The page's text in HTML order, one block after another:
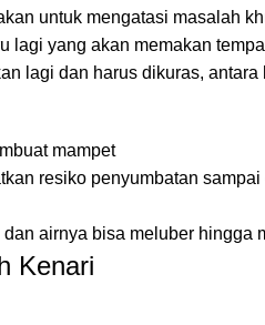
untuk mengatasi masalah
lagi yang akan memakan
lagi dan harus dikuras, antara
mampet
resiko penyumbatan
airnya bisa meluber hingga
Kenari